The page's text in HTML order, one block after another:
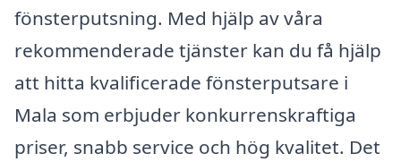
fönsterputsning. Med hjälp av våra
rekommenderade tjänster kan du få hjälp
att hitta kvalificerade fönsterputsare i
Mala som erbjuder konkurrenskraftiga
priser, snabb service och hög kvalitet. Det